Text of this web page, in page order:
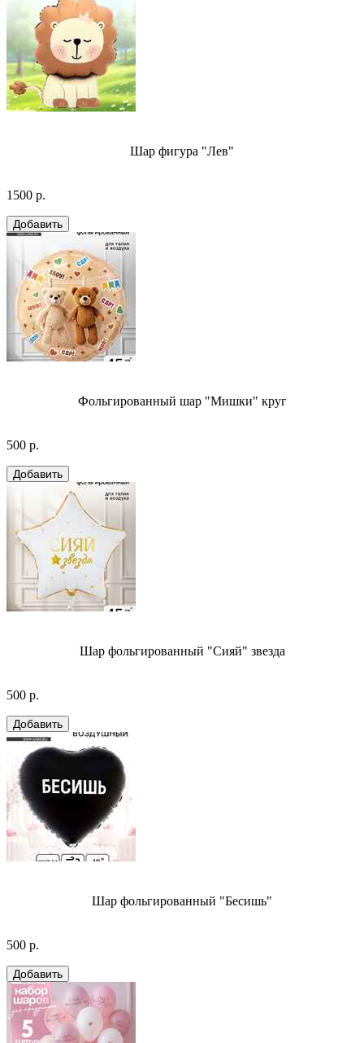
Шар фигура "Лев"
1500 р.
Фольгированный шар "Мишки" круг
500 р.
Шар фольгированный "Сияй" звезда
500 р.
Шар фольгированный "Бесишь"
500 р.